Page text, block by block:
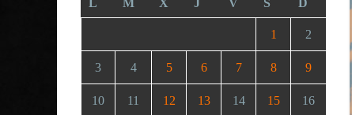
L M X J V S D
1 2
3 4 5 6 7 8 9
10 11 12 13 14 15 16